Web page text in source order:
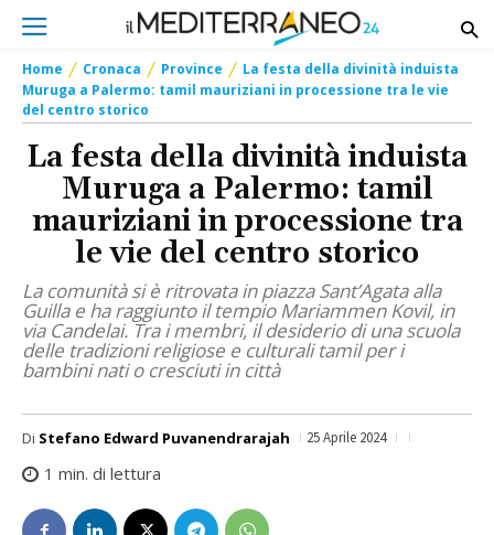
Home Cronaca Province
La festa della divinità induista
Muruga a Palermo: tamil mauriziani in processione tra le vie
del centro storico
La festa della divinità induista
Muruga a Palermo: tamil
mauriziani in processione tra
le vie del centro storico
La comunità si è ritrovata in piazza Sant’Agata alla
Guilla e ha raggiunto il tempio Mariammen Kovil, in
via Candelai. Tra i membri, il desiderio di una scuola
delle tradizioni religiose e culturali tamil per i
bambini nati o cresciuti in città
Di Stefano Edward Puvanendrarajah 25 Aprile 2024
1 min. di lettura